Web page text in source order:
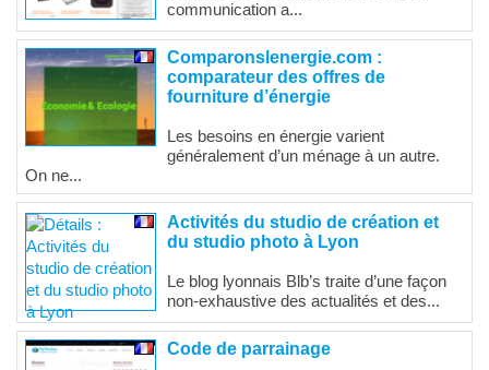
communication a...
Comparonslenergie.com :
comparateur des offres de
fourniture d’énergie
Les besoins en énergie varient
généralement d’un ménage à un autre.
On ne...
Activités du studio de création et
du studio photo à Lyon
Le blog lyonnais Blb’s traite d’une façon
non-exhaustive des actualités et des...
Code de parrainage